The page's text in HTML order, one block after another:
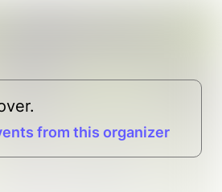
from this organizer